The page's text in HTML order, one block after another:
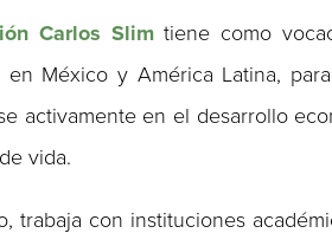
Carlos Slimtiene como
en México y América Latina,
activamente en el desarrollo
vida.
trabaja con instituciones